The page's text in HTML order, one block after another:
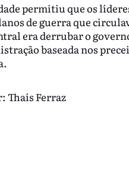
permitiu que os
de guerra que
era derrubar o
baseada nos
Thaís Ferraz